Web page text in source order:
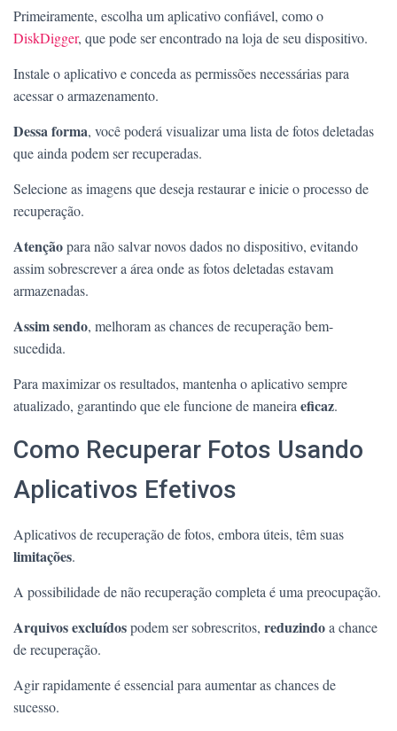
Primeiramente, escolha um aplicativo confiável, como o
DiskDigger, que pode ser encontrado na loja de seu dispositivo.
Instale o aplicativo e conceda as permissões necessárias para
acessar o armazenamento.
Dessa forma, você poderá visualizar uma lista de fotos deletadas
que ainda podem ser recuperadas.
Selecione as imagens que deseja restaurar e inicie o processo de
recuperação.
Atençãopara não salvar novos dados no dispositivo, evitando
assim sobrescrever a área onde as fotos deletadas estavam
armazenadas.
Assim sendo, melhoram as chances de recuperação bem-
sucedida.
Para maximizar os resultados, mantenha o aplicativo sempre
atualizado, garantindo que ele funcione de maneira eficaz.
Como Recuperar Fotos Usando
Aplicativos Efetivos
Aplicativos de recuperação de fotos, embora úteis, têm suas
limitações.
A possibilidade de não recuperação completa é uma preocupação.
Arquivos excluídospodem ser sobrescritos, reduzindoa chance
de recuperação.
Agir rapidamente é essencial para aumentar as chances de
sucesso.